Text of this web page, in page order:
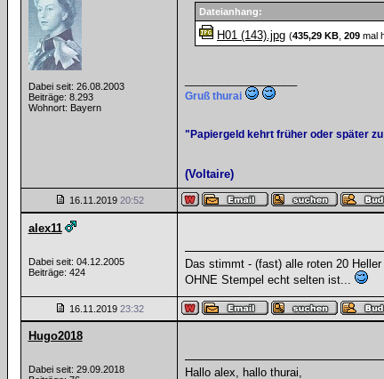
Dabei seit: 26.08.2003
Beiträge: 8.293
Wohnort: Bayern
Dateianhang:
H01 (143).jpg (435,29 KB 209 mal
Gruß thurai
"Papiergeld kehrt früher oder später
(Voltaire)
16.11.2019 20:52
alex11
Dabei seit: 04.12.2005
Beiträge: 424
Das stimmt - (fast) alle roten 20
OHNE Stempel echt selten ist...
16.11.2019 23:32
Hugo2018
Dabei seit: 29.09.2018
Hallo alex, hallo thurai,